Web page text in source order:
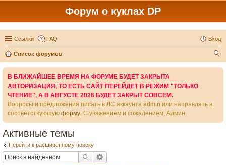
Форум о куклах DP
Ссылки FAQ Вход
Список форумов
В БЛИЖАЙШЕЕ ВРЕМЯ НА ФОРУМЕ БУДЕТ ЗАКРЫТА
АВТОРИЗАЦИЯ, ТО ЕСТЬ САЙТ ПЕРЕЙДЕТ В РЕЖИМ "ТОЛЬКО
ЧТЕНИЕ", А В АВГУСТЕ 2026 БУДЕТ ЗАКРЫТ СОВСЕМ.
Вопросы и предложения писать в ЛС аккаунта admin или направлять в
соответствующую форму. С уважением и сожалением, Админ.
Активные темы
Перейти к расширенному поиску